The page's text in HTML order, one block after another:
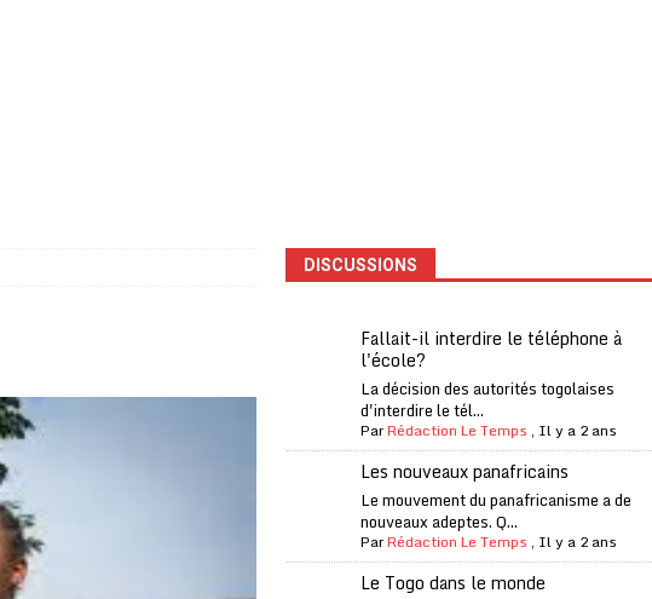
l’Italie et de l’AC Milan, est mort à 66 ans
A LA UNE
à «l’unanimité» d’un boycott des Coupes du monde
International exige une enquête
A LA UNE
Eléphants de Côte d’Ivoire
DISCUSSIONS
Fallait-il interdire le téléphone à
l'école?
La décision des autorités togolaises
d'interdire le tél...
ParRédaction Le Temps , Il y a 2 ans
Les nouveaux panafricains
Le mouvement du panafricanisme a de
nouveaux adeptes. Q...
ParRédaction Le Temps , Il y a 2 ans
Le Togo dans le monde